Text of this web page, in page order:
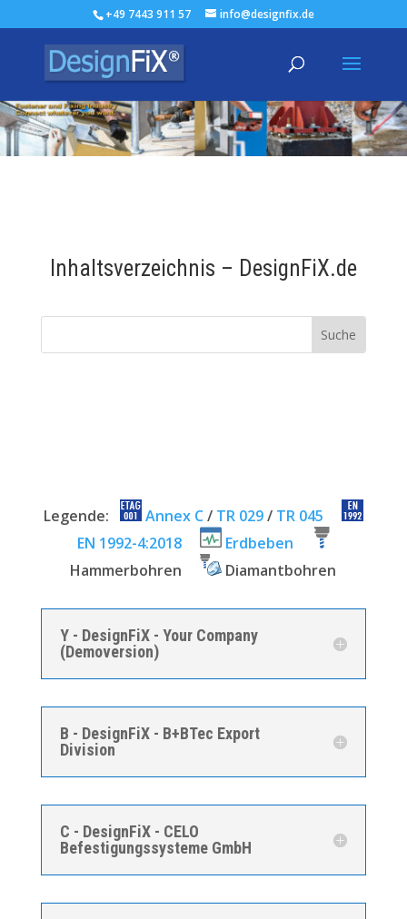
+49 7443 911 57 info@designfix.de
Inhaltsverzeichnis – DesignFiX.de
Legende: Annex C/ TR 029/ TR 045
EN 1992-4:2018
Erdbeben
Hammerbohren
Diamantbohren
Y - DesignFiX - Your Company
(Demoversion)
B - DesignFiX - B+BTec Export
Division
C - DesignFiX - CELO
Befestigungssysteme GmbH